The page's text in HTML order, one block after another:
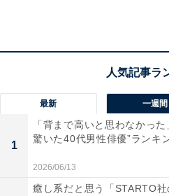
最新 一週間
1
「背まで高いと思わなかっ
驚いた40代男性俳優”ランキ
2026/06/13
癒し系だと思う「STARTO社